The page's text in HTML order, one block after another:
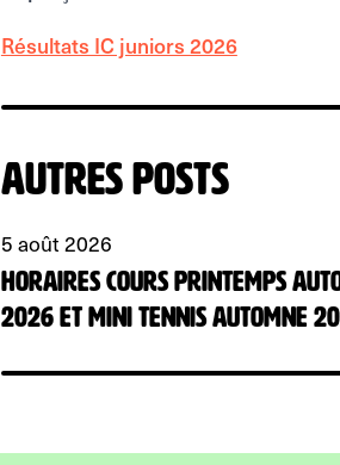
Résultats IC juniors 2026
Autres posts
5 août 2026
HORAIRES Cours Printemps
2026 et mini tennis automne